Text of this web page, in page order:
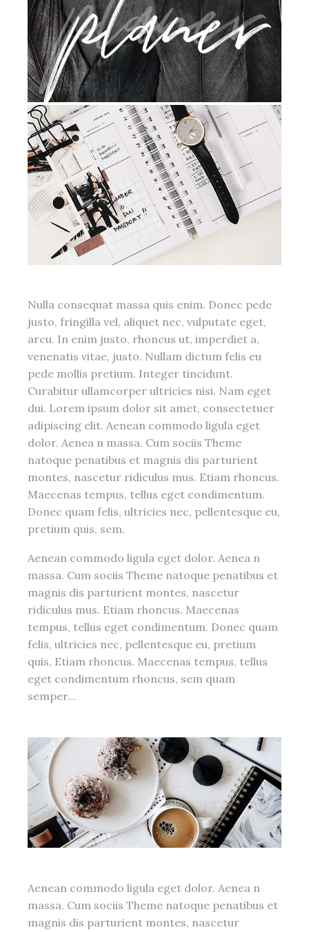
Nulla consequat massa quis enim. Donec pede
justo, fringilla vel, aliquet nec, vulputate eget,
arcu. In enim justo, rhoncus ut, imperdiet a,
venenatis vitae, justo. Nullam dictum felis eu
pede mollis pretium. Integer tincidunt.
Curabitur ullamcorper ultricies nisi. Nam eget
dui. Lorem ipsum dolor sit amet, consectetuer
adipiscing elit. Aenean commodo ligula eget
dolor. Aenea n massa. Cum sociis Theme
natoque penatibus et magnis dis parturient
montes, nascetur ridiculus mus. Etiam rhoncus.
Maecenas tempus, tellus eget condimentum.
Donec quam felis, ultricies nec, pellentesque eu,
pretium quis, sem.
Aenean commodo ligula eget dolor. Aenea n
massa. Cum sociis Theme natoque penatibus et
magnis dis parturient montes, nascetur
ridiculus mus. Etiam rhoncus. Maecenas
tempus, tellus eget condimentum. Donec quam
felis, ultricies nec, pellentesque eu, pretium
quis, Etiam rhoncus. Maecenas tempus, tellus
eget condimentum rhoncus, sem quam
semper…
Aenean commodo ligula eget dolor. Aenea n
massa. Cum sociis Theme natoque penatibus et
magnis dis parturient montes, nascetur